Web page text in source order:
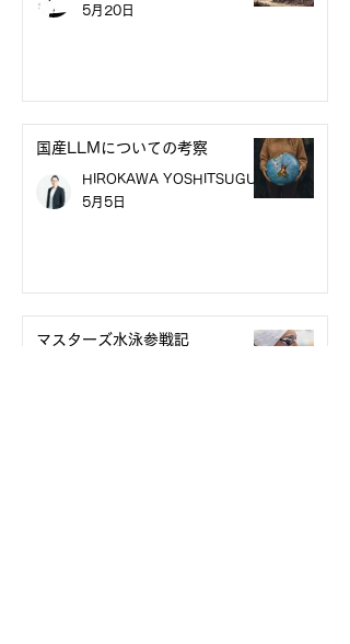
5月20日
国産LLMについての考察
HIROKAWA YOSHITSUGU
5月5日
マスターズ水泳参戦記